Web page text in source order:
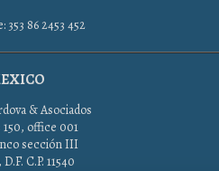
353 86 2453 452
& Asociados
office 001
sección III
C.P. 11540